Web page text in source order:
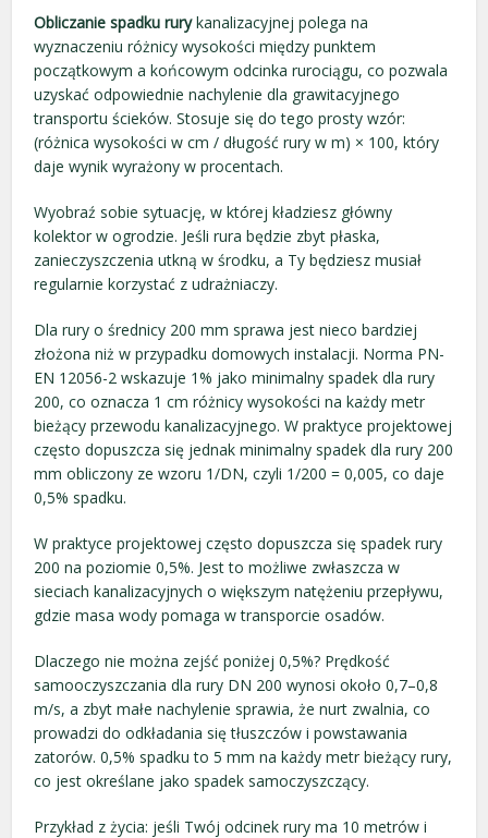
Obliczanie spadku rurykanalizacyjnej polega na
wyznaczeniu różnicy wysokości między punktem
początkowym a końcowym odcinka rurociągu, co pozwala
uzyskać odpowiednie nachylenie dla grawitacyjnego
transportu ścieków. Stosuje się do tego prosty wzór:
(różnica wysokości w cm / długość rury w m) × 100, który
daje wynik wyrażony w procentach.
Wyobraź sobie sytuację, w której kładziesz główny
kolektor w ogrodzie. Jeśli rura będzie zbyt płaska,
zanieczyszczenia utkną w środku, a Ty będziesz musiał
regularnie korzystać z udrażniaczy.
Dla rury o średnicy 200 mm sprawa jest nieco bardziej
złożona niż w przypadku domowych instalacji. Norma PN-
EN 12056-2 wskazuje 1% jako minimalny spadek dla rury
200, co oznacza 1 cm różnicy wysokości na każdy metr
bieżący przewodu kanalizacyjnego. W praktyce projektowej
często dopuszcza się jednak minimalny spadek dla rury 200
mm obliczony ze wzoru 1/DN, czyli 1/200 = 0,005, co daje
0,5% spadku.
W praktyce projektowej często dopuszcza się spadek rury
200 na poziomie 0,5%. Jest to możliwe zwłaszcza w
sieciach kanalizacyjnych o większym natężeniu przepływu,
gdzie masa wody pomaga w transporcie osadów.
Dlaczego nie można zejść poniżej 0,5%? Prędkość
samooczyszczania dla rury DN 200 wynosi około 0,7–0,8
m/s, a zbyt małe nachylenie sprawia, że nurt zwalnia, co
prowadzi do odkładania się tłuszczów i powstawania
zatorów. 0,5% spadku to 5 mm na każdy metr bieżący rury,
co jest określane jako spadek samoczyszczący.
Przykład z życia: jeśli Twój odcinek rury ma 10 metrów i